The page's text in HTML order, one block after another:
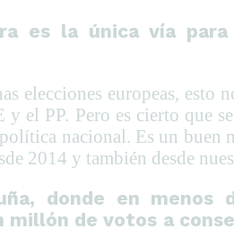
es la única vía
elecciones europeas,
y el PP. Pero es cierto que
nacional. Es un
2014 y también desde
donde en menos
millón de votos a